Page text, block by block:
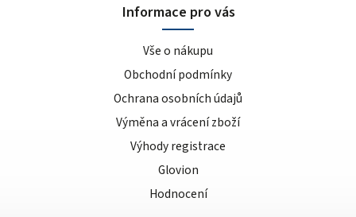
Informace pro vás
Vše o nákupu
Obchodní podmínky
Ochrana osobních údajů
Výměna a vrácení zboží
Výhody registrace
Glovion
Hodnocení